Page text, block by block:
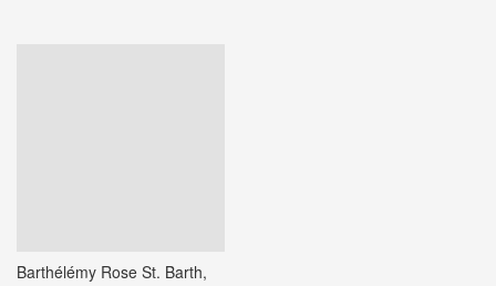
Barthélémy Rose St. Barth,